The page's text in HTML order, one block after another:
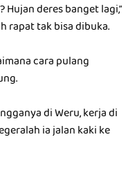
deres banget lagi,”
rapat tak bisa dibuka.
cara pulang
di Weru, kerja di
ia jalan kaki ke